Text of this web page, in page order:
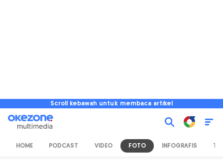
Scroll kebawah untuk membaca artikel
HOME PODCAST VIDEO FOTO INFOGRAFIS TV